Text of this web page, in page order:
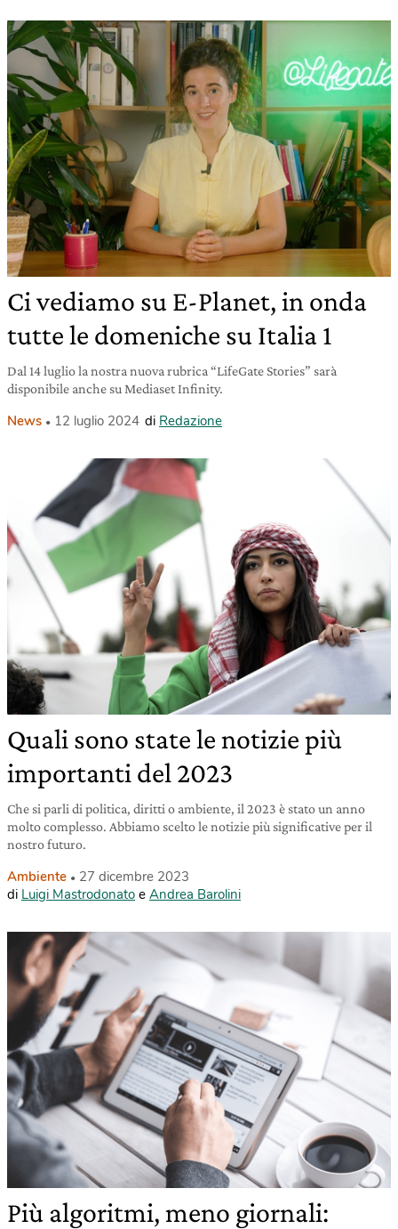
Ci vediamo su E-Planet, in onda
tutte le domeniche su Italia 1
Dal 14 luglio la nostra nuova rubrica “LifeGate Stories” sarà
disponibile anche su Mediaset Infinity.
News 12 luglio 2024 di Redazione
Quali sono state le notizie più
importanti del 2023
Che si parli di politica, diritti o ambiente, il 2023 è stato un anno
molto complesso. Abbiamo scelto le notizie più significative per il
nostro futuro.
Ambiente
27 dicembre 2023
di Luigi Mastrodonato e Andrea Barolini
Più algoritmi, meno giornali: